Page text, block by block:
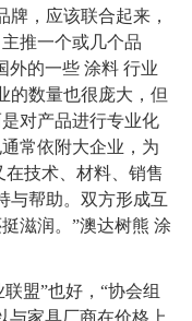
，应该联合起来，
推一个或几个品
外的一些 涂料行业
的数量也很庞大，但
对产品进行专业化
常依附大企业，为
技术、材料、销售
与帮助。双方形成互
滋润。”澳达树熊 涂
盟”也好，“协会组
与家具厂商在价格上